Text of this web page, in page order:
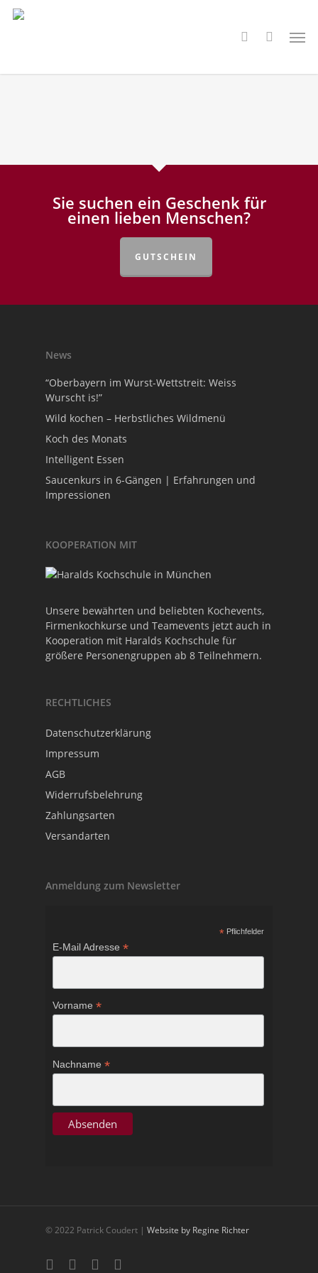
Skip
search
Sie suchen ein Geschenk für
einen lieben Menschen?
GUTSCHEIN
News
“Oberbayern im Wurst-Wettstreit: Weiss
Wurscht is!”
Wild kochen – Herbstliches Wildmenü
Koch des Monats
Intelligent Essen
Saucenkurs in 6-Gängen | Erfahrungen und
Impressionen
KOOPERATION MIT
Unsere bewährten und beliebten Kochevents,
Firmenkochkurse und Teamevents jetzt auch in
Kooperation mit Haralds Kochschule für
größere Personengruppen ab 8 Teilnehmern.
RECHTLICHES
Datenschutzerklärung
Impressum
AGB
Widerrufsbelehrung
Zahlungsarten
Versandarten
Anmeldung zum Newsletter
*Pflichfelder
E-Mail Adresse *
Vorname *
Nachname *
© 2022 Patrick Coudert | Website by Regine Richter
twitterfacebookyoutubegoogle-